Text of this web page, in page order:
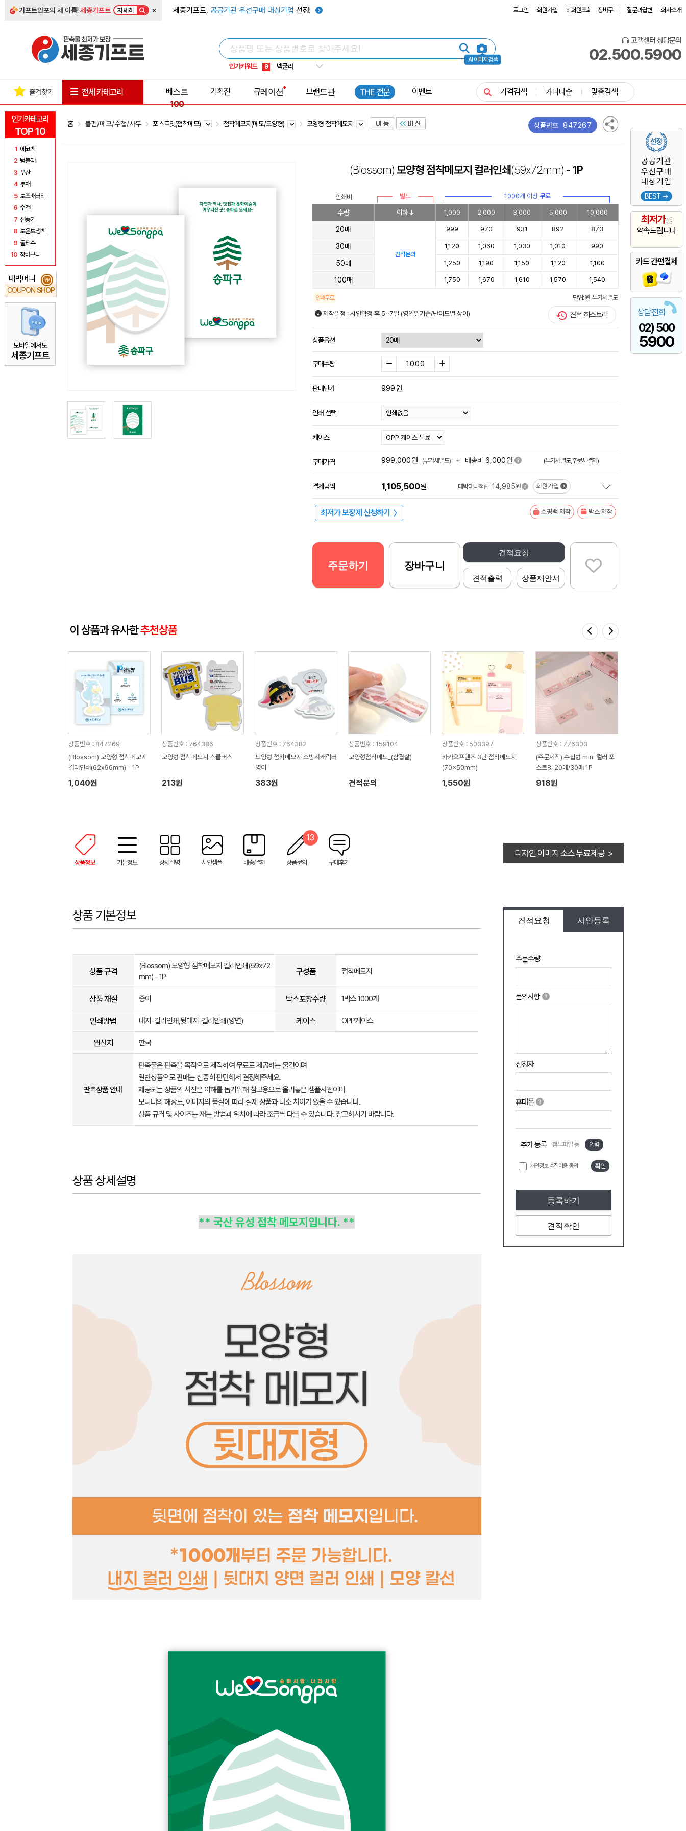
기프트인포의 새 이름!세종기프트 자세히 × 세종기프트, 공공기관 우선구매 대상기업 선정! 로그인 회원가입 비회원조회 장바구니 질문과답변 회사소개
AI 이미지 검색
인기키워드
5 키캡
8 쿨토시
9 넥쿨러
1 선풍기
고객센터 상담문의
02.500.5900
인기카테고리
TOP 10
1 에코백
2 텀블러
3 우산
4 부채
5 보조배터리
6 수건
7 선풍기
8 보온보냉백
9 물티슈
10 장바구니
대박머니
COUPON SHOP
₩
모바일에서도
세종기프트
공공기관
우선구매
대상기업
BEST →
최저가를
약속드립니다
카드 간편결제
상담전화
02) 500
5900
즐겨찾기 전체 카테고리
베스트
100
기획전 큐레이션 브랜드관 THE 전문 이벤트 가격검색 가나다순 맞춤검색
홈 볼펜/메모/수첩/사무 포스트잇(점착메모) 점착메모지(메모/모양형) 모양형 점착메모지 상품번호 847267
(Blossom) 모양형 점착메모지 컬러인쇄(59x72mm) - 1P
인쇄비 별도 1000개 이상 무료
수량 이하 1,000 2,000 3,000 5,000 10,000
20매
견적문의
999 970 931 892 873
30매 1,120 1,060 1,030 1,010 990
50매 1,250 1,190 1,150 1,120 1,100
100매 1,750 1,670 1,610 1,570 1,540
인쇄무료 단위: 원 부가세별도
제작일정 : 시안확정 후 5~7일 (영업일기준/난이도별 상이) 견적 히스토리
상품옵션
구매수량
판매단가 999원
인쇄 선택
케이스
구매가격 999,000원 (부가세별도) + 배송비 6,000원 (부가세별도,주문시결제)
결제금액 1,105,500원 대박머니적립 14,985원 회원가입
최저가 보장제 신청하기 〉 쇼핑백 제작 박스 제작
견적요청
견적출력 상품제안서
주문하기 장바구니
이 상품과 유사한추천상품
상품번호 : 847269
(Blossom) 모양형 점착메모지
컬러인쇄(62x96mm) - 1P
1,040원
상품번호 : 764386
모양형 점착메모지 스쿨버스
213원
상품번호 : 764382
모양형 점착메모지 소방서캐릭터
영이
383원
상품번호 : 159104
모양형점착메모_(삼겹살)
견적문의
상품번호 : 503397
카카오프렌즈 3단 점착메모지
(70x50mm)
1,550원
상품번호 : 776303
(주문제작) 수첩형 mini 컬러 포
스트잇 20매/30매 1P
918원
상품정보 기본정보 상세설명 시안샘플 배송/결제 상품문의
13
구매후기
디자인 이미지 소스 무료제공 >
견적요청 시안등록
주문수량
문의사항
신청자
휴대폰
추가 등록 첨부파일 등 입력
개인정보 수집이용 동의 확인
등록하기
견적확인
상품 기본정보
상품 규격
(Blossom) 모양형 점착메모지 컬러인쇄(59x72
mm) - 1P
구성품 점착메모지
상품 재질 종이 박스포장수량 1박스 1000개
인쇄방법 내지-컬러인쇄,뒷대지-컬러인쇄(양면) 케이스 OPP케이스
원산지 한국
판촉상품 안내
판촉물은 판촉을 목적으로 제작하여 무료로 제공하는 물건이며
일반상품으로 판매는 신중히 판단해서 결정해주세요.
제공되는 상품의 사진은 이해를 돕기위해 참고용으로 올려놓은 샘플사진이며
모니터의 해상도, 이미지의 품질에 따라 실제 상품과 다소 차이가 있을 수 있습니다.
상품 규격 및 사이즈는 재는 방법과 위치에 따라 조금씩 다를 수 있습니다. 참고하시기 바랍니다.
상품 상세설명
** 국산 유성 점착 메모지입니다. **